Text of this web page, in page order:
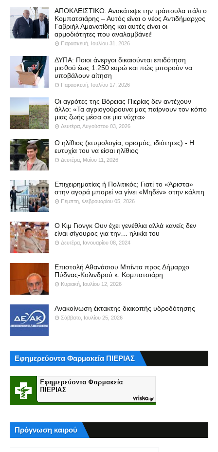
ΑΠΟΚΛΕΙΣΤΙΚΟ: Ανακάτεψε την τράπουλα πάλι ο
Κομπατσιάρης – Αυτός είναι ο νέος Αντιδήμαρχος
Γαβριήλ Αμανατίδης και αυτές είναι οι
αρμοδιότητες που αναλαμβάνει!
Παρασκευή, Ιουλίου 31, 2026
ΔΥΠΑ: Ποιοι άνεργοι δικαιούνται επιδότηση
μισθού έως 1.250 ευρώ και πώς μπορούν να
υποβάλουν αίτηση
Παρασκευή, Ιουλίου 17, 2026
Οι αγρότες της Βόρειας Πιερίας δεν αντέχουν
άλλο: «Τα αγριογούρουνα μας παίρνουν τον κόπο
μιας ζωής μέσα σε μια νύχτα»
Δευτέρα, Αυγούστου 03, 2026
Ο ηλίθιος (ετυμολογία, ορισμός, ιδιότητες) - Η
ευτυχία του να είσαι ηλίθιος
Δευτέρα, Μαΐου 11, 2026
Επιχειρηματίας ή Πολιτικός; Γιατί το «Άριστα»
στην αγορά μπορεί να γίνει «Μηδέν» στην κάλπη
Πέμπτη, Φεβρουαρίου 05, 2026
Ο Κιμ Γιονγκ Ουν έχει γενέθλια αλλά κανείς δεν
είναι σίγουρος για την… ηλικία του
Δευτέρα, Ιανουαρίου 08, 2024
Επιστολή Αθανάσιου Μπίντα προς Δήμαρχο
Πύδνας-Κολινδρού κ. Κομπατσιάρη
Κυριακή, Ιουλίου 12, 2026
Ανακοίνωση έκτακτης διακοπής υδροδότησης
Σάββατο, Ιουλίου 25, 2026
Εφημερεύοντα Φαρμακεία ΠΙΕΡΙΑΣ
Πρόγνωση καιρού